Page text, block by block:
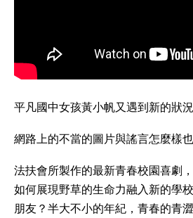
平凡國中女孩黃小帆又遇到新的狀況
網路上的不當的圖片與謠言怎麼樣
法扶會所製作的最新青春校園喜劇
如何展現野草的生命力融入新的學
朋友？半大不小的年紀，青春的青